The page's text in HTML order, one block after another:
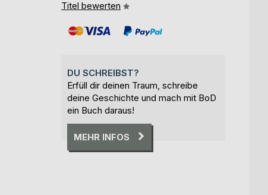
Titel bewerten
DU SCHREIBST?
Erfüll dir deinen Traum, schreibe
deine Geschichte und mach mit BoD
ein Buch daraus!
MEHR INFOS